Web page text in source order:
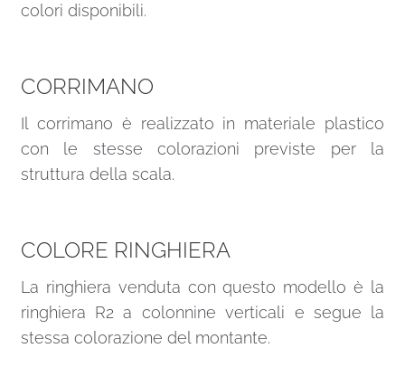
colori disponibili.
CORRIMANO
Il corrimano è realizzato in materiale plastico
con le stesse colorazioni previste per la
struttura della scala.
COLORE RINGHIERA
La ringhiera venduta con questo modello è la
ringhiera R2 a colonnine verticali e segue la
stessa colorazione del montante.